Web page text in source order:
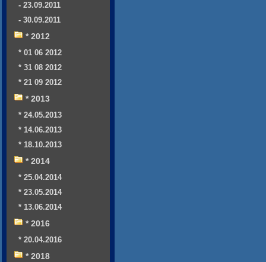
- 23.09.2011
- 30.09.2011
* 2012
* 01 06 2012
* 31 08 2012
* 21 09 2012
* 2013
* 24.05.2013
* 14.06.2013
* 18.10.2013
* 2014
* 25.04.2014
* 23.05.2014
* 13.06.2014
* 2016
* 20.04.2016
* 2018